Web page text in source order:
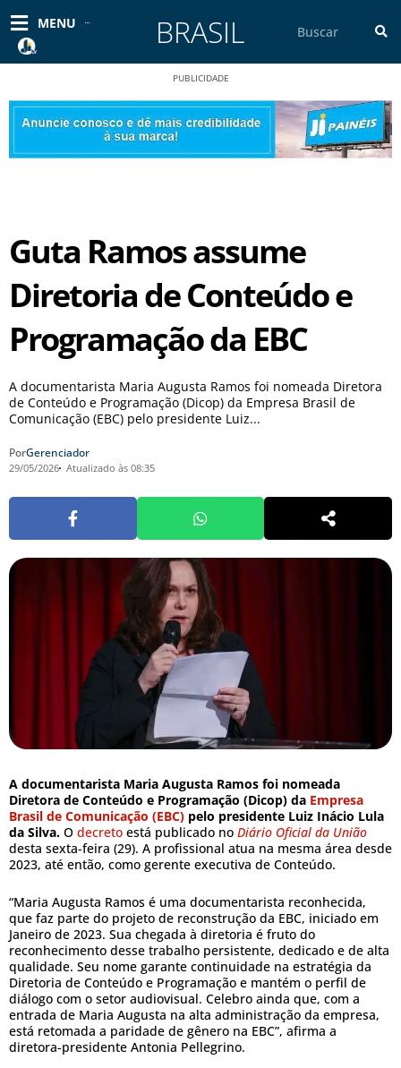
para
conteúdo
MENU BRASIL
PUBLICIDADE
Guta Ramos assume
Diretoria de Conteúdo e
Programação da EBC
A documentarista Maria Augusta Ramos foi nomeada Diretora
de Conteúdo e Programação (Dicop) da Empresa Brasil de
Comunicação (EBC) pelo presidente Luiz...
PorGerenciador
29/05/2026 Atualizado às 08:35
A documentarista Maria Augusta Ramos foi nomeada
Diretora de Conteúdo e Programação (Dicop) da Empresa
Brasil de Comunicação (EBC) pelo presidente Luiz Inácio Lula
da Silva. O decreto está publicado no Diário Oficial da União
desta sexta-feira (29). A profissional atua na mesma área desde
2023, até então, como gerente executiva de Conteúdo.
“Maria Augusta Ramos é uma documentarista reconhecida,
que faz parte do projeto de reconstrução da EBC, iniciado em
Janeiro de 2023. Sua chegada à diretoria é fruto do
reconhecimento desse trabalho persistente, dedicado e de alta
qualidade. Seu nome garante continuidade na estratégia da
Diretoria de Conteúdo e Programação e mantém o perfil de
diálogo com o setor audiovisual. Celebro ainda que, com a
entrada de Maria Augusta na alta administração da empresa,
está retomada a paridade de gênero na EBC”, afirma a
diretora-presidente Antonia Pellegrino.